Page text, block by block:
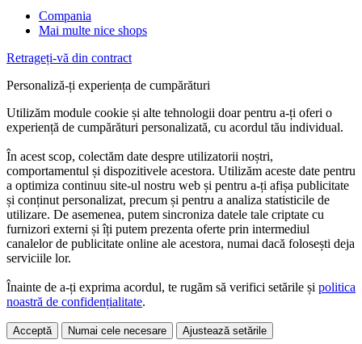
Compania
Mai multe nice shops
Retrageți-vă din contract
Personaliză-ți experiența de cumpărături
Utilizăm module cookie și alte tehnologii doar pentru a-ți oferi o
experiență de cumpărături personalizată, cu acordul tău individual.
În acest scop, colectăm date despre utilizatorii noștri,
comportamentul și dispozitivele acestora. Utilizăm aceste date pentru
a optimiza continuu site-ul nostru web și pentru a-ți afișa publicitate
și conținut personalizat, precum și pentru a analiza statisticile de
utilizare. De asemenea, putem sincroniza datele tale criptate cu
furnizori externi și îți putem prezenta oferte prin intermediul
canalelor de publicitate online ale acestora, numai dacă folosești deja
serviciile lor.
Înainte de a-ți exprima acordul, te rugăm să verifici setările și politica
noastră de confidențialitate.
Acceptă Numai cele necesare Ajustează setările